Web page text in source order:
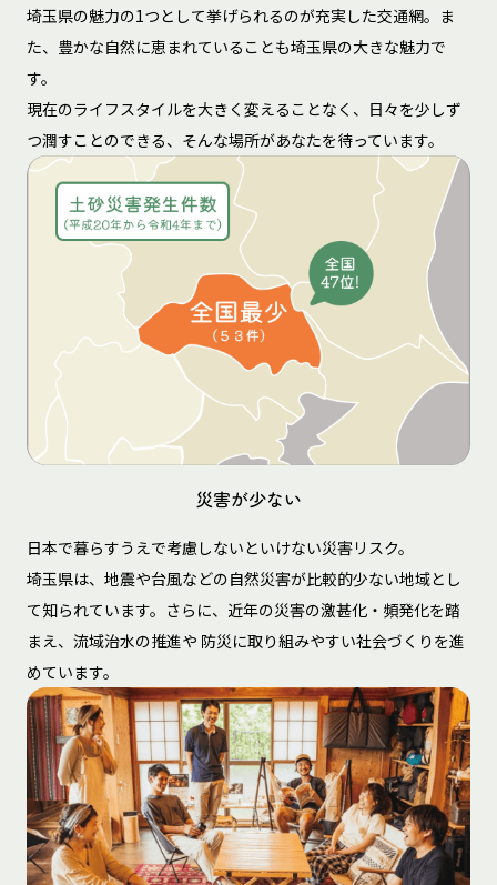
埼玉県の魅力の1つとして挙げられるのが充実した交通網。ま
た、豊かな自然に恵まれていることも埼玉県の大きな魅力で
す。
現在のライフスタイルを大きく変えることなく、日々を少しず
つ潤すことのできる、そんな場所があなたを待っています。
災害が少ない
日本で暮らすうえで考慮しないといけない災害リスク。
埼玉県は、地震や台風などの自然災害が比較的少ない地域とし
て知られています。さらに、近年の災害の激甚化・頻発化を踏
まえ、流域治水の推進や 防災に取り組みやすい社会づくりを進
めています。